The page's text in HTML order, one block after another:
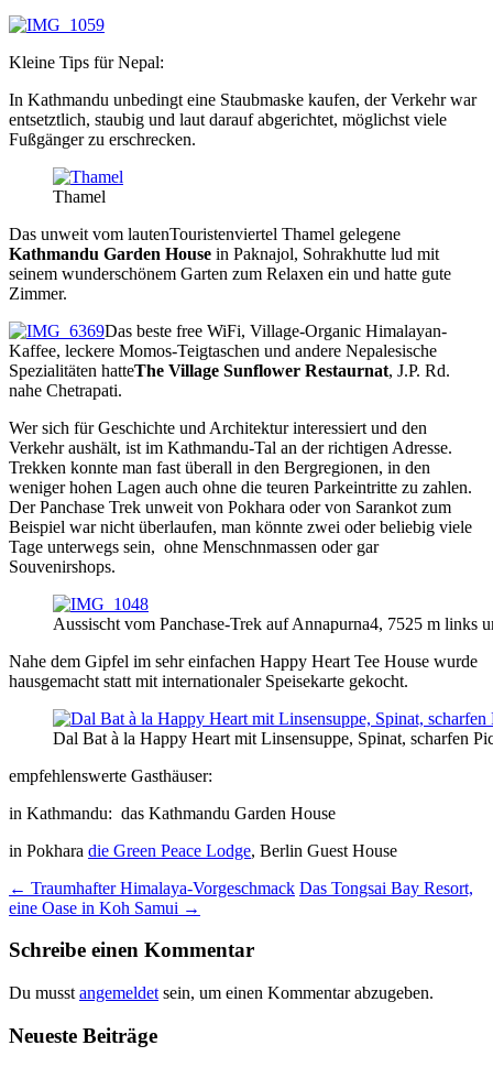
Kleine Tips für Nepal:
In Kathmandu unbedingt eine Staubmaske kaufen, der Verkehr war
entsetztlich, staubig und laut darauf abgerichtet, möglichst viele
Fußgänger zu erschrecken.
Thamel
Das unweit vom lautenTouristenviertel Thamel gelegene
Kathmandu Garden House in Paknajol, Sohrakhutte lud mit
seinem wunderschönem Garten zum Relaxen ein und hatte gute
Zimmer.
Das beste free WiFi, Village-Organic Himalayan-
Kaffee, leckere Momos-Teigtaschen und andere Nepalesische
Spezialitäten hatteThe Village Sunflower Restaurnat, J.P. Rd.
nahe Chetrapati.
Wer sich für Geschichte und Architektur interessiert und den
Verkehr aushält, ist im Kathmandu-Tal an der richtigen Adresse.
Trekken konnte man fast überall in den Bergregionen, in den
weniger hohen Lagen auch ohne die teuren Parkeintritte zu zahlen.
Der Panchase Trek unweit von Pokhara oder von Sarankot zum
Beispiel war nicht überlaufen, man könnte zwei oder beliebig viele
Tage unterwegs sein, ohne Menschnmassen oder gar
Souvenirshops.
Aussischt vom Panchase-Trek auf Annapurna4, 7525 m links
Nahe dem Gipfel im sehr einfachen Happy Heart Tee House wurde
hausgemacht statt mit internationaler Speisekarte gekocht.
Dal Bat à la Happy Heart mit Linsensuppe, Spinat, scharfen
empfehlenswerte Gasthäuser:
in Kathmandu: das Kathmandu Garden House
in Pokhara die Green Peace Lodge, Berlin Guest House
Beitrags-
Navigation
← Traumhafter Himalaya-Vorgeschmack Das Tongsai Bay Resort,
eine Oase in Koh Samui →
Schreibe einen Kommentar
Du musst angemeldet sein, um einen Kommentar abzugeben.
Neueste Beiträge